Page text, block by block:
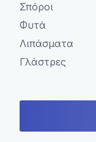
Σπόροι
Φυτά
Λιπάσματα
Γλάστρες